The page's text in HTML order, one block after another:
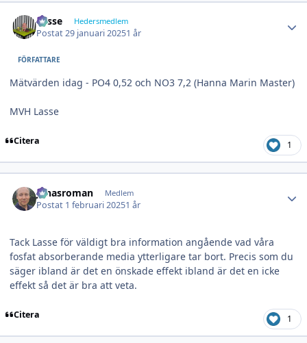
Lasse Hedersmedlem
Postat29 januari 20251 år
FÖRFATTARE
Mätvärden idag - PO4 0,52 och NO3 7,2 (Hanna Marin Master)
MVH Lasse
Citera 1
jonasroman Medlem
Postat 1 februari 20251 år
Tack Lasse för väldigt bra information angående vad våra
fosfat absorberande media ytterligare tar bort. Precis som du
säger ibland är det en önskade effekt ibland är det en icke
effekt så det är bra att veta.
Citera 1